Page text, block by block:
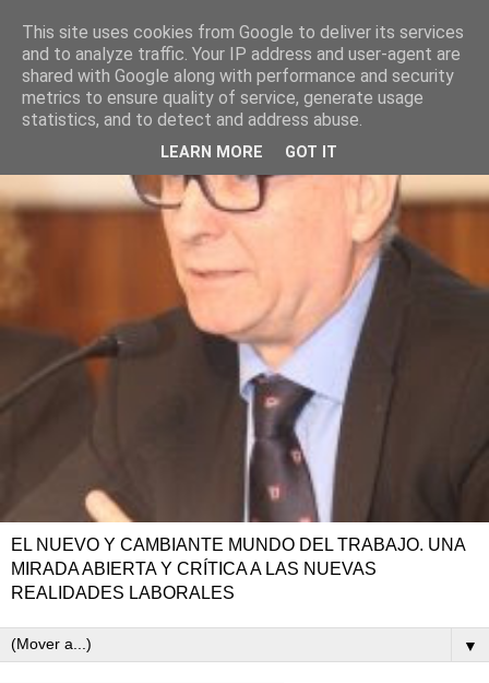
EL NUEVO Y CAMBIANTE MUNDO DEL TRABAJO. UNA
MIRADA ABIERTA Y CRÍTICA A LAS NUEVAS
REALIDADES LABORALES
▼
This site uses cookies from Google to deliver its services
and to analyze traffic. Your IP address and user-agent are
shared with Google along with performance and security
metrics to ensure quality of service, generate usage
statistics, and to detect and address abuse.
LEARN MORE GOT IT